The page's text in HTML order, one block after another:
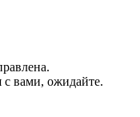
вами, ожидайте.